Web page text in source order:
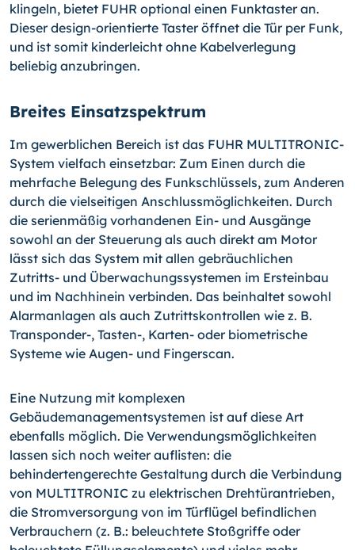
klingeln, bietet FUHR optional einen Funktaster an.
Dieser design-orientierte Taster öffnet die Tür per Funk,
und ist somit kinderleicht ohne Kabelverlegung
beliebig anzubringen.
Breites Einsatzspektrum
Im gewerblichen Bereich ist das FUHR MULTITRONIC-
System vielfach einsetzbar: Zum Einen durch die
mehrfache Belegung des Funkschlüssels, zum Anderen
durch die vielseitigen Anschlussmöglichkeiten. Durch
die serienmäßig vorhandenen Ein- und Ausgänge
sowohl an der Steuerung als auch direkt am Motor
lässt sich das System mit allen gebräuchlichen
Zutritts- und Überwachungssystemen im Ersteinbau
und im Nachhinein verbinden. Das beinhaltet sowohl
Alarmanlagen als auch Zutrittskontrollen wie z. B.
Transponder-, Tasten-, Karten- oder biometrische
Systeme wie Augen- und Fingerscan.
Eine Nutzung mit komplexen
Gebäudemanagementsystemen ist auf diese Art
ebenfalls möglich. Die Verwendungsmöglichkeiten
lassen sich noch weiter auflisten: die
behindertengerechte Gestaltung durch die Verbindung
von MULTITRONIC zu elektrischen Drehtürantrieben,
die Stromversorgung von im Türflügel befindlichen
Verbrauchern (z. B.: beleuchtete Stoßgriffe oder